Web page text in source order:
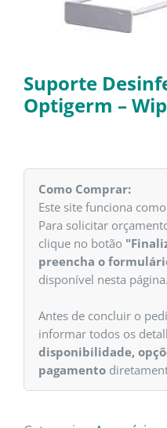
Suporte
Optigerm –
Como Comprar:
Este site funciona como
Para solicitar
clique no botão
preencha o
disponível nesta página.
Antes de concluir o
informar todos os
disponibilidade,
pagamento